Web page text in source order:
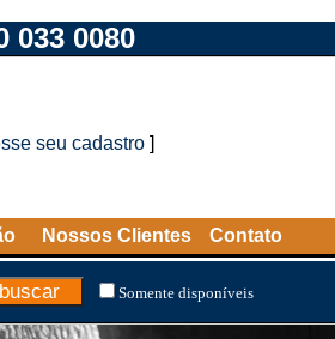
033 0080
seu cadastro ]
Nossos Clientes Contato
Somente disponíveis